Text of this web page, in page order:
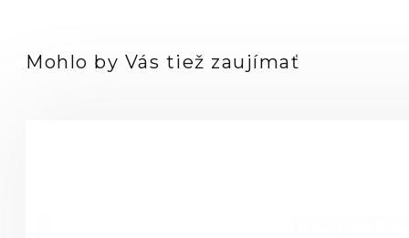
Mohlo by Vás tiež zaujímať